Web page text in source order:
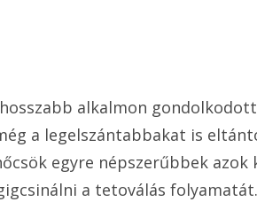
alkalmon
a legelszántabbakat is
egyre népszerűbbek azok
a tetoválás folyamatát.